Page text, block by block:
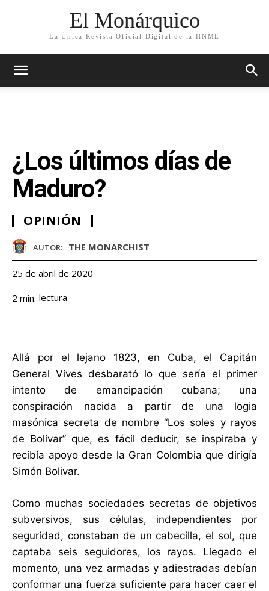
El Monárquico
La Única Revista Oficial Digital de la HNME
¿Los últimos días de
Maduro?
OPINIÓN
AUTOR: THE MONARCHIST
25 de abril de 2020
2 min. lectura
Allá por el lejano 1823, en Cuba, el Capitán
General Vives desbarató lo que sería el primer
intento de emancipación cubana; una
conspiración nacida a partir de una logia
masónica secreta de nombre “Los soles y rayos
de Bolivar” que, es fácil deducir, se inspiraba y
recibía apoyo desde la Gran Colombia que dirigía
Simón Bolivar.
Como muchas sociedades secretas de objetivos
subversivos, sus células, independientes por
seguridad, constaban de un cabecilla, el sol, que
captaba seis seguidores, los rayos. Llegado el
momento, una vez armadas y adiestradas debían
conformar una fuerza suficiente para hacer caer el